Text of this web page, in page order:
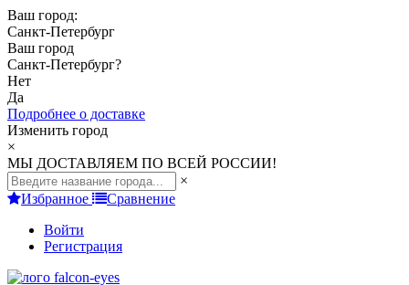
Ваш город:
Санкт-Петербург
Ваш город
Санкт-Петербург?
Нет
Да
Подробнее о доставке
Изменить город
×
МЫ ДОСТАВЛЯЕМ ПО ВСЕЙ РОССИИ!
×
Избранное
Сравнение
Войти
Регистрация